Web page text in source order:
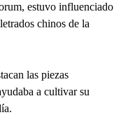
estuvo influenciado
chinos de la
las piezas
a cultivar su